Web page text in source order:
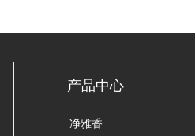
净雅香
产品中心